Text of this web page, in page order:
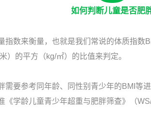
如何判断儿童是否肥
指数来衡量，也就是我们常说的体质指数
）的平方（kg/㎡）的比值来判定。
需要参考同年龄、同性别青少年的BMI等进
《学龄儿童青少年超重与肥胖筛查》（